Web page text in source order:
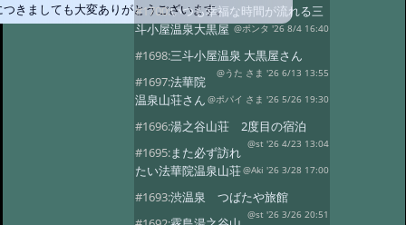
つきましても大変ありがとうございます。
#1700:いつも幸福な時間が流れる三
斗小屋温泉大黒屋 @ポンタ '26 8/4 16:40
#1698:三斗小屋温泉 大黒屋さん
@うた さま '26 6/13 13:55
#1697:法華院
温泉山荘さん @ポパイ さま '26 5/26 19:30
#1696:湯之谷山荘 2度目の宿泊
@st '26 4/23 13:04
#1695:また必ず訪れ
たい法華院温泉山荘@Aki '26 3/28 17:00
#1693:渋温泉 つばたや旅館
@st '26 3/26 20:51